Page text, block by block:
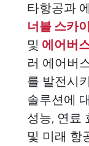
타항공과
너블 스카
및 에어버
러 에어버
를 발전시
솔루션에
성능, 연료
및 미래 항